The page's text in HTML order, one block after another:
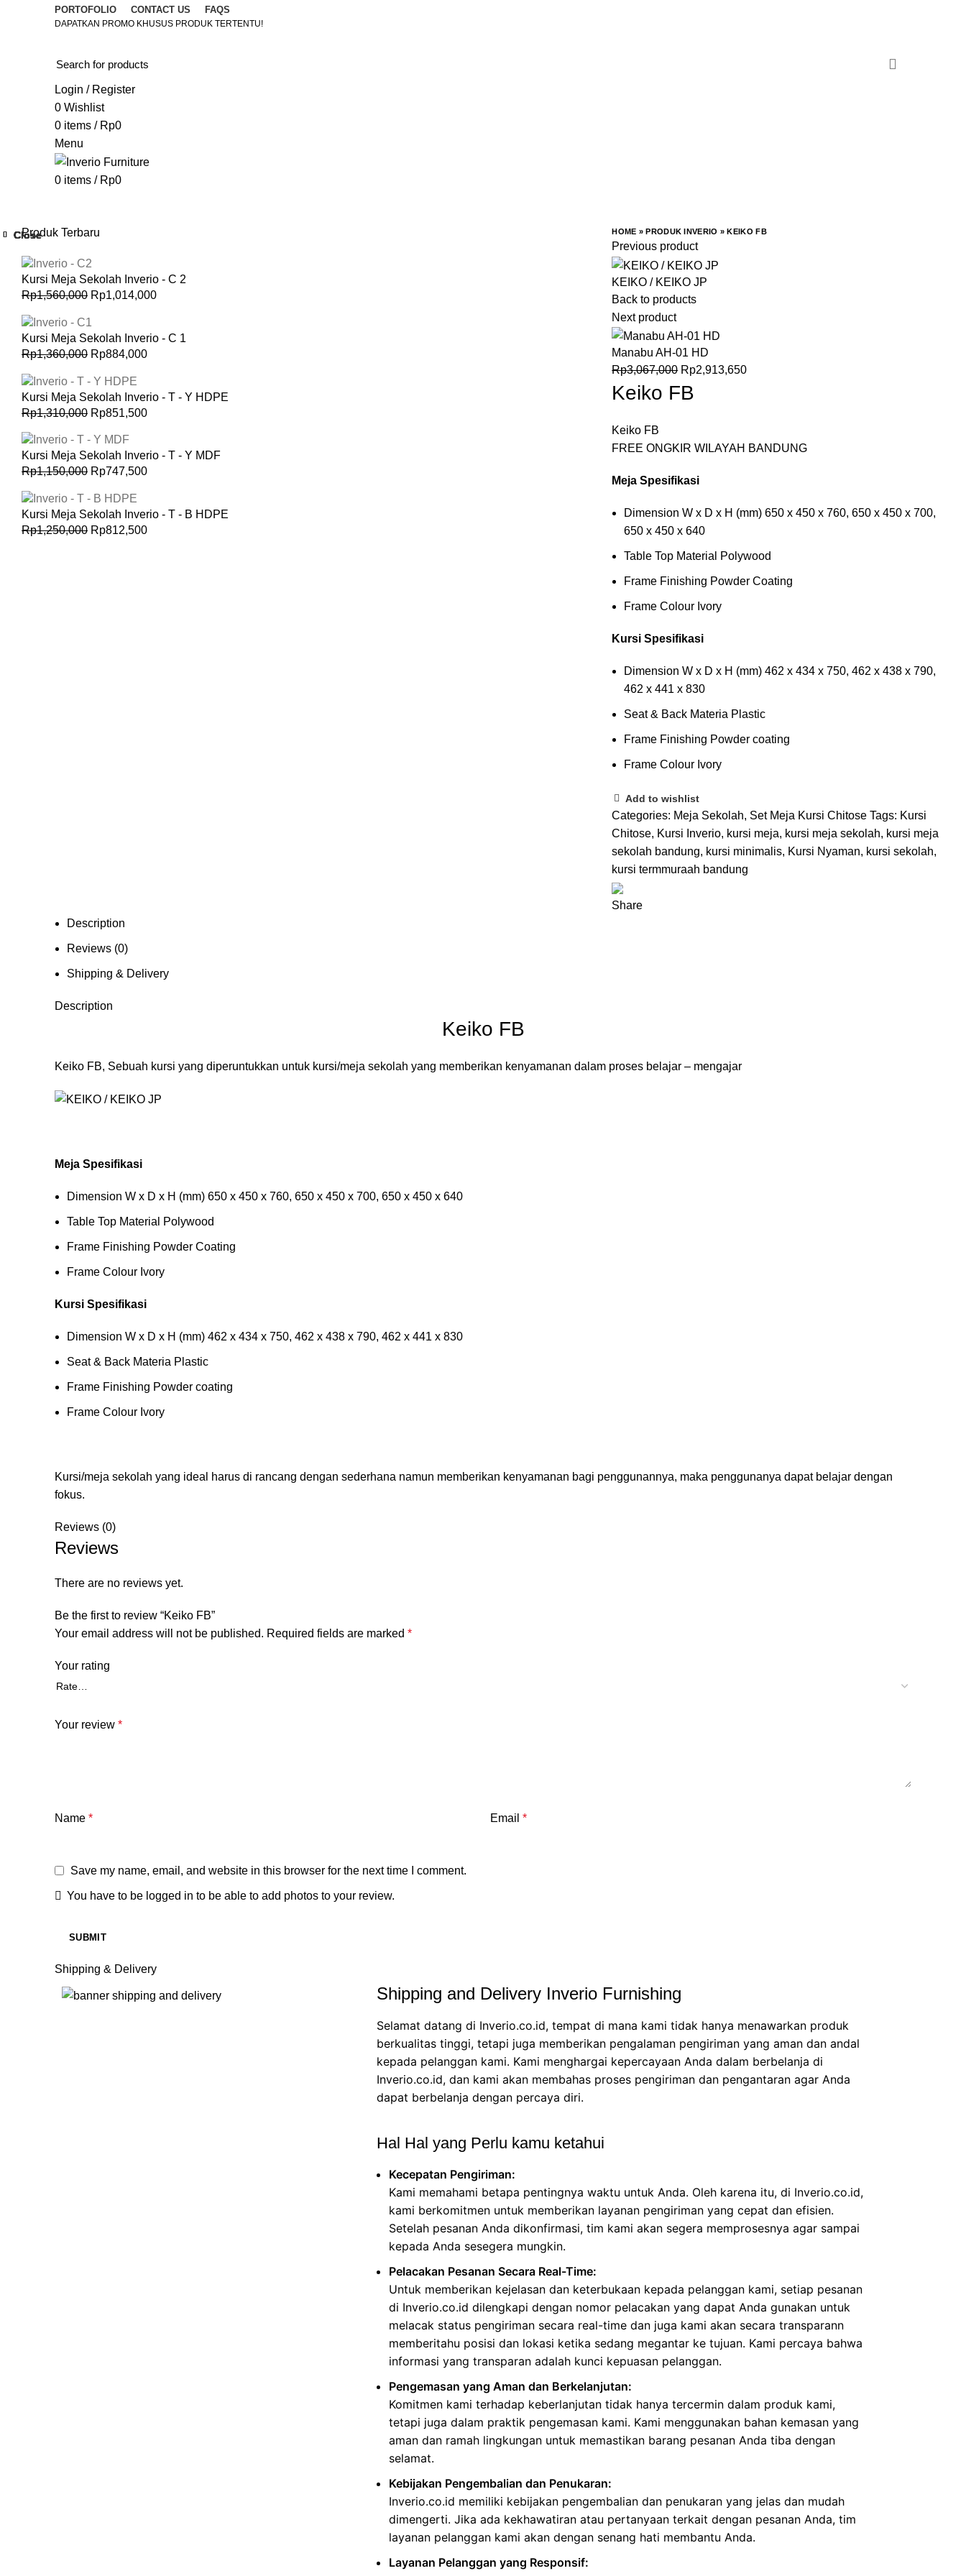
PORTOFOLIO CONTACT US FAQS
DAPATKAN PROMO KHUSUS PRODUK TERTENTU!
Login / Register
0 Wishlist
0 items / Rp0
Menu
0 items / Rp0
HOME » PRODUK INVERIO » KEIKO FB
Previous product
KEIKO / KEIKO JP
Back to products
Next product
Manabu AH-01 HD
Rp3,067,000 Rp2,913,650
Keiko FB
Keiko FB
FREE ONGKIR WILAYAH BANDUNG
Meja Spesifikasi
Dimension W x D x H (mm) 650 x 450 x 760, 650 x 450 x 700,
650 x 450 x 640
Table Top Material Polywood
Frame Finishing Powder Coating
Frame Colour Ivory
Kursi Spesifikasi
Dimension W x D x H (mm) 462 x 434 x 750, 462 x 438 x 790,
462 x 441 x 830
Seat & Back Materia Plastic
Frame Finishing Powder coating
Frame Colour Ivory
Add to wishlist
Categories: Meja Sekolah, Set Meja Kursi Chitose Tags: Kursi
Chitose, Kursi Inverio, kursi meja, kursi meja sekolah, kursi meja
sekolah bandung, kursi minimalis, Kursi Nyaman, kursi sekolah,
kursi termmuraah bandung
Share
Produk Terbaru
Kursi Meja Sekolah Inverio - C 2
Rp1,560,000 Rp1,014,000
Kursi Meja Sekolah Inverio - C 1
Rp1,360,000 Rp884,000
Kursi Meja Sekolah Inverio - T - Y HDPE
Rp1,310,000 Rp851,500
Kursi Meja Sekolah Inverio - T - Y MDF
Rp1,150,000 Rp747,500
Kursi Meja Sekolah Inverio - T - B HDPE
Rp1,250,000 Rp812,500
Description
Reviews (0)
Shipping & Delivery
Description
Keiko FB
Keiko FB, Sebuah kursi yang diperuntukkan untuk kursi/meja sekolah yang memberikan kenyamanan dalam proses belajar – mengajar
Meja Spesifikasi
Dimension W x D x H (mm) 650 x 450 x 760, 650 x 450 x 700, 650 x 450 x 640
Table Top Material Polywood
Frame Finishing Powder Coating
Frame Colour Ivory
Kursi Spesifikasi
Dimension W x D x H (mm) 462 x 434 x 750, 462 x 438 x 790, 462 x 441 x 830
Seat & Back Materia Plastic
Frame Finishing Powder coating
Frame Colour Ivory
Kursi/meja sekolah yang ideal harus di rancang dengan sederhana namun memberikan kenyamanan bagi penggunannya, maka penggunanya dapat belajar dengan
fokus.
Reviews (0)
Reviews
There are no reviews yet.
Be the first to review “Keiko FB”
Your email address will not be published. Required fields are marked *
Your rating
Your review *
Name * Email *
Save my name, email, and website in this browser for the next time I comment.
You have to be logged in to be able to add photos to your review.
Shipping & Delivery
Shipping and Delivery Inverio Furnishing
Selamat datang di Inverio.co.id,tempat di mana kami tidak hanya menawarkan produk
berkualitas tinggi, tetapi juga memberikan pengalaman pengiriman yang aman dan andal
kepada pelanggan kami. Kami menghargai kepercayaan Anda dalam berbelanja di
Inverio.co.id, dan kami akan membahas proses pengiriman dan pengantaran agar Anda
dapat berbelanja dengan percaya diri.
Hal Hal yang Perlu kamu ketahui
Kecepatan Pengiriman:
Kami memahami betapa pentingnya waktu untuk Anda. Oleh karena itu, di Inverio.co.id,
kami berkomitmen untuk memberikan layanan pengiriman yang cepat dan efisien.
Setelah pesanan Anda dikonfirmasi, tim kami akan segera memprosesnya agar sampai
kepada Anda sesegera mungkin.
Pelacakan Pesanan Secara Real-Time:
Untuk memberikan kejelasan dan keterbukaan kepada pelanggan kami, setiap pesanan
di Inverio.co.id dilengkapi dengan nomor pelacakan yang dapat Anda gunakan untuk
melacak status pengiriman secara real-time dan juga kami akan secara transparann
memberitahu posisi dan lokasi ketika sedang megantar ke tujuan. Kami percaya bahwa
informasi yang transparan adalah kunci kepuasan pelanggan.
Pengemasan yang Aman dan Berkelanjutan:
Komitmen kami terhadap keberlanjutan tidak hanya tercermin dalam produk kami,
tetapi juga dalam praktik pengemasan kami. Kami menggunakan bahan kemasan yang
aman dan ramah lingkungan untuk memastikan barang pesanan Anda tiba dengan
selamat.
Kebijakan Pengembalian dan Penukaran:
Inverio.co.id memiliki kebijakan pengembalian dan penukaran yang jelas dan mudah
dimengerti. Jika ada kekhawatiran atau pertanyaan terkait dengan pesanan Anda, tim
layanan pelanggan kami akan dengan senang hati membantu Anda.
Layanan Pelanggan yang Responsif:
Close
Close
Close
Close
Close
Close
Close
Close